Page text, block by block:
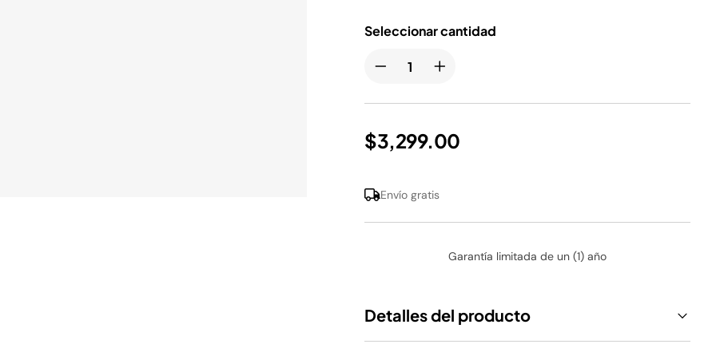
Seleccionar cantidad
$3,299.00
Envío gratis
Garantía limitada de un (1) año
Detalles del producto